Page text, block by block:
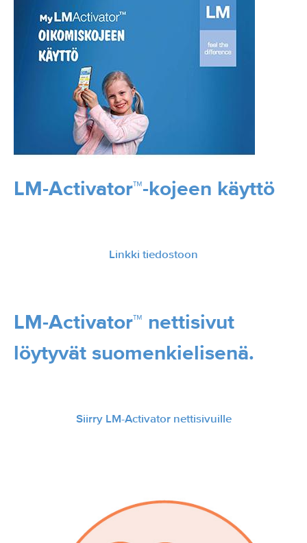
LM-Activator™-kojeen käyttö
Linkki tiedostoon
LM-Activator™ nettisivut
löytyvät suomenkielisenä.
Siirry LM-Activator nettisivuille